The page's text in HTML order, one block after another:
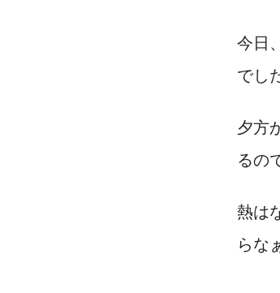
今日
でし
夕方
るの
熱は
らな